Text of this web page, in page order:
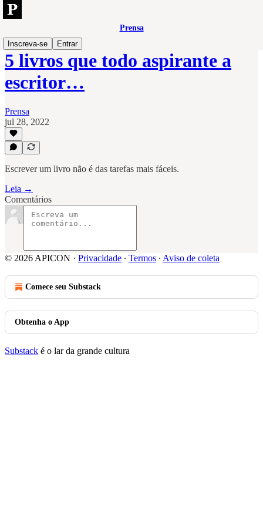
Prensa
Inscreva-se
Entrar
5 livros que todo aspirante a
escritor…
Prensa
jul 28, 2022
Escrever um livro não é das tarefas mais fáceis.
Leia →
Comentários
© 2026 APICON · Privacidade ∙ Termos ∙ Aviso de coleta
Comece seu Substack
Obtenha o App
Substack é o lar da grande cultura